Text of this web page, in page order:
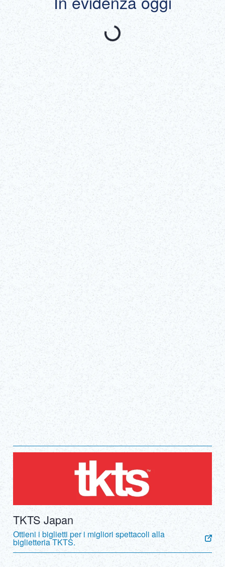
Fri, Jan 16, 2026 - Mon, Aug 31, 2026
Shibuya Fukuras Tokyu Plaza Shibuya 3F （Tokyo）
Mostra tutto
TKTS Japan
Ottieni i biglietti per i migliori spettacoli alla
biglietteria TKTS.